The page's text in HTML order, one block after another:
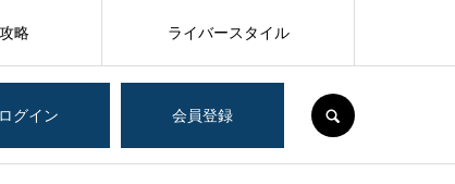
ログイン 会員登録
略 ライバースタイル